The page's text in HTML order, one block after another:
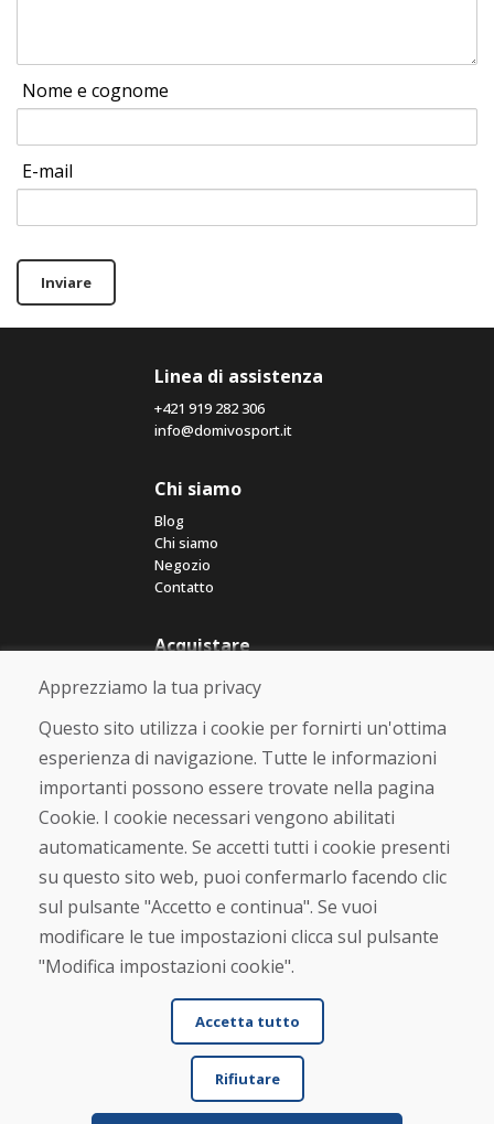
Nome e cognome
E-mail
Inviare
Linea di assistenza
+421 919 282 306
info@domivosport.it
Chi siamo
Blog
Chi siamo
Negozio
Contatto
Acquistare
Negozio online
Termini e condizioni commerciali
Spedizione e pagamento
Reso e cambio merce
Protezione dei dati personali
Cookies
Verificato dai clienti
★★★★★
© DOMIVOSPORT 2026, tutti i diritti riservati
Apprezziamo la tua privacy
Questo sito utilizza i cookie per fornirti un'ottima
esperienza di navigazione. Tutte le informazioni
importanti possono essere trovate nella pagina
Cookie. I cookie necessari vengono abilitati
automaticamente. Se accetti tutti i cookie presenti
su questo sito web, puoi confermarlo facendo clic
sul pulsante "Accetto e continua". Se vuoi
modificare le tue impostazioni clicca sul pulsante
"Modifica impostazioni cookie".
Accetta tutto
Rifiutare